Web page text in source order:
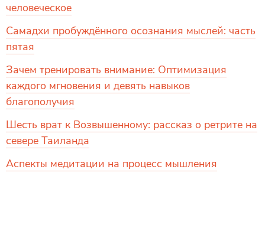
человеческое
Самадхи пробуждённого осознания мыслей: часть
пятая
Зачем тренировать внимание: Оптимизация
каждого мгновения и девять навыков
благополучия
Шесть врат к Возвышенному: рассказ о ретрите на
севере Таиланда
Аспекты медитации на процесс мышления